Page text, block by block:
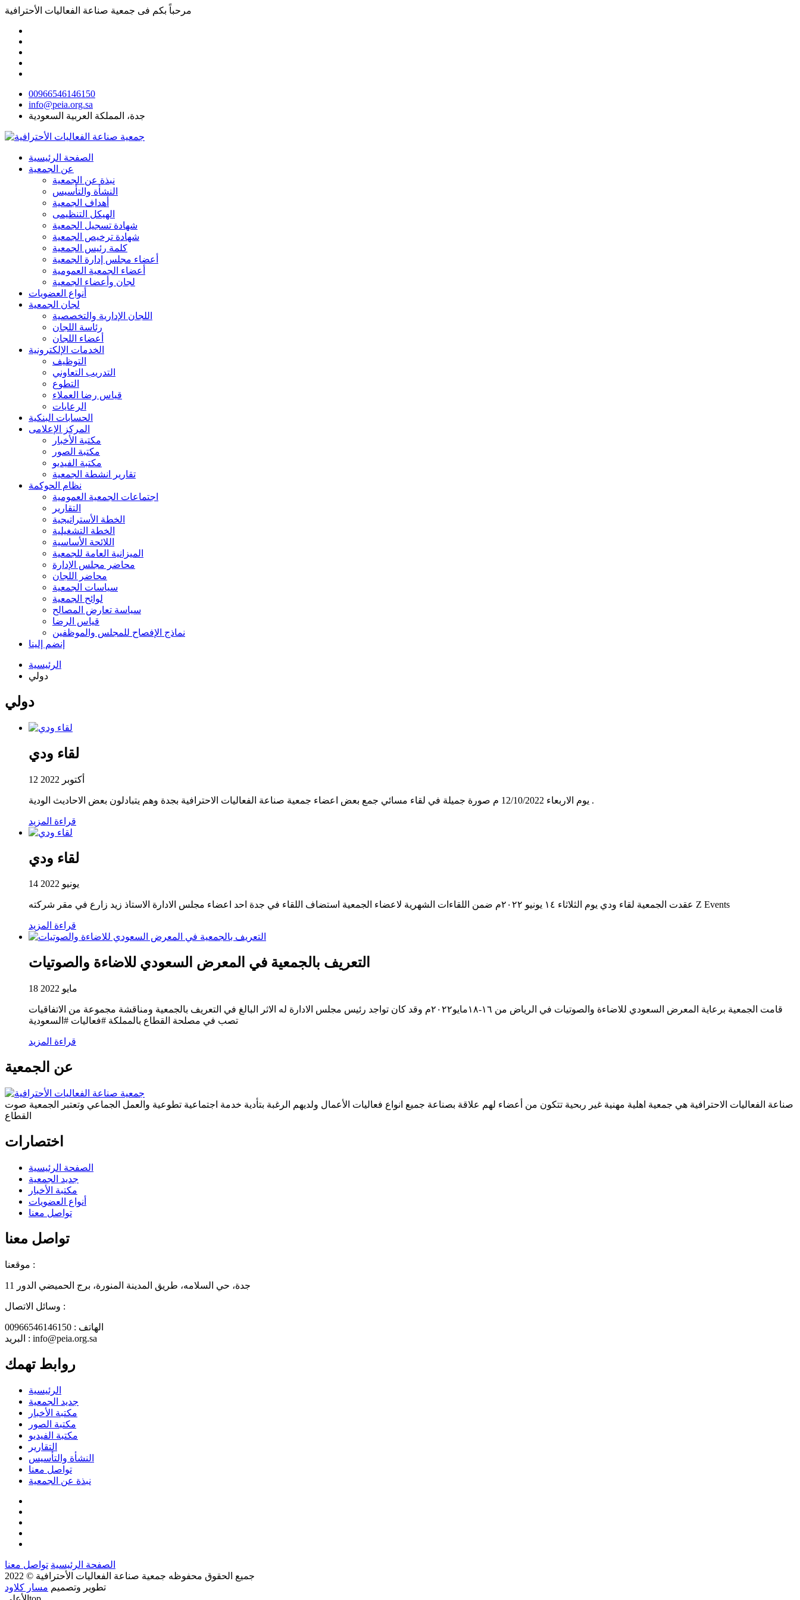
مرحباً بكم فى جمعية صناعة الفعاليات الأحترافية
00966546146150
info@peia.org.sa
جدة، المملكة العربية السعودية
الصفحة الرئيسية
عن الجمعية
نبذة عن الجمعية
النشأة والتأسيس
أهداف الجمعية
الهيكل التنظيمى
شهادة تسجيل الجمعية
شهادة ترخيص الجمعية
كلمة رئيس الجمعية
أعضاء مجلس إدارة الجمعية
أعضاء الجمعية العمومية
لجان وأعضاء الجمعية
أنواع العضويات
لجان الجمعية
اللجان الإدارية والتخصصية
رئاسة اللجان
أعضاء اللجان
الخدمات الإلكترونية
التوظيف
التدريب التعاوني
التطوع
قياس رضا العملاء
الرعايات
الحسابات البنكية
المركز الإعلامى
مكتبة الأخبار
مكتبة الصور
مكتبة الفيديو
تقارير انشطة الجمعية
نظام الحوكمة
اجتماعات الجمعية العمومية
التقارير
الخطة الأستراتيجية
الخطة التشغيلية
اللائحة الأساسية
الميزانية العامة للجمعية
محاضر مجلس الإدارة
محاضر اللجان
سياسات الجمعية
لوائح الجمعية
سياسة تعارض المصالح
قياس الرضا
نماذج الإفصاح للمجلس والموظفين
إنضم إلينا
الرئيسية
دولي
دولي
لقاء ودي
12 أكتوبر 2022
يوم الاربعاء 12/10/2022 م صورة جميلة في لقاء مسائي جمع بعض اعضاء جمعية صناعة الفعاليات الاحترافية بجدة وهم يتبادلون بعض الاحاديث الودية .
قراءة المزيد
لقاء ودي
14 يونيو 2022
عقدت الجمعية لقاء ودي يوم الثلاثاء ١٤ يونيو ٢٠٢٢م ضمن اللقاءات الشهرية لاعضاء الجمعية استضاف اللقاء في جدة احد اعضاء مجلس الادارة الاستاذ زيد زارع في مقر شركته Z Events
قراءة المزيد
التعريف بالجمعية في المعرض السعودي للاضاءة والصوتيات
18 مايو 2022
قامت الجمعية برعاية المعرض السعودي للاضاءة والصوتيات في الرياض من ١٦-١٨مايو٢٠٢٢م وقد كان تواجد رئيس مجلس الادارة له الاثر البالغ في التعريف بالجمعية ومناقشة مجموعة من الاتفاقيات
تصب في مصلحة القطاع بالمملكة #فعاليات #السعودية
قراءة المزيد
عن الجمعية
صناعة الفعاليات الاحترافية هي جمعية اهلية مهنية غير ربحية تتكون من أعضاء لهم علاقة بصناعة جميع انواع فعاليات الأعمال ولديهم الرغبة بتأدية خدمة اجتماعية تطوعية والعمل الجماعي وتعتبر الجمعية صوت
القطاع
اختصارات
الصفحة الرئيسية
جديد الجمعية
مكتبة الأخبار
أنواع العضويات
تواصل معنا
تواصل معنا
موقعنا :
جدة، حي السلامه، طريق المدينة المنورة، برج الحميضي الدور 11
وسائل الاتصال :
الهاتف : 00966546146150
البريد : info@peia.org.sa
روابط تهمك
الرئيسية
جديد الجمعية
مكتبة الأخبار
مكتبة الصور
مكتبة الفيديو
التقارير
النشأة والتأسيس
تواصل معنا
نبذة عن الجمعية
الصفحة الرئيسية تواصل معنا
جميع الحقوق محفوظه جمعية صناعة الفعاليات الأحترافية © 2022
تطوير وتصميم مسار كلاود